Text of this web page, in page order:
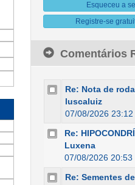
Esqueceu a
Registre-se
Comentários
Re: Nota de
luscaluiz
07/08/2026 23:12
Re:
Luxena
07/08/2026 20:53
Re: Sementes